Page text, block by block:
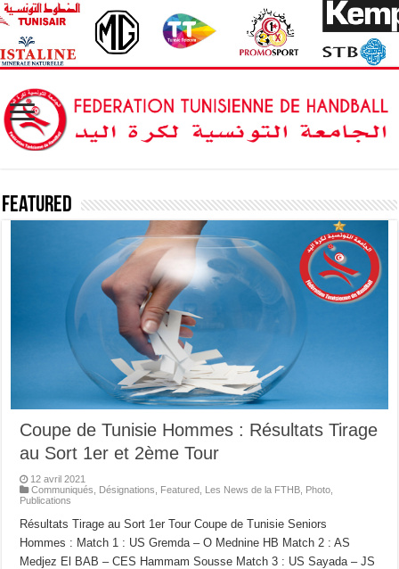
Featured
Coupe de Tunisie Hommes : Résultats Tirage
au Sort 1er et 2ème Tour
12 avril 2021
Communiqués
Désignations Featured Les News de la FTHB Photo
Publications
Résultats Tirage au Sort 1er Tour Coupe de Tunisie Seniors
Hommes : Match 1 : US Gremda – O Mednine HB Match 2 : AS
Medjez El BAB – CES Hammam Sousse Match 3 : US Sayada – JS